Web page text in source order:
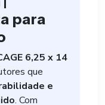
para
6,25 x 14
que
e
. Com